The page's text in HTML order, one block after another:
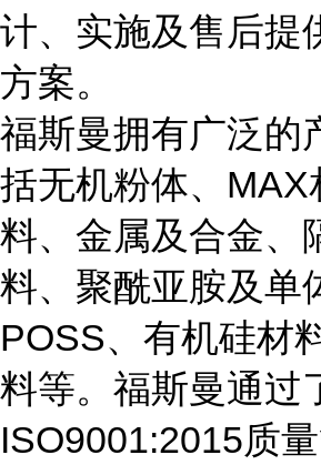
计、实施及售后提
方案。
福斯曼拥有广泛的
括无机粉体、MAX
料、金属及合金、
料、聚酰亚胺及单
POSS、有机硅材
料等。福斯曼通过
ISO9001:2015质